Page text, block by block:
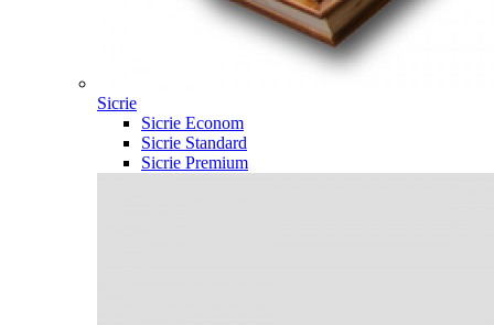
Sicrie
Sicrie Econom
Sicrie Standard
Sicrie Premium